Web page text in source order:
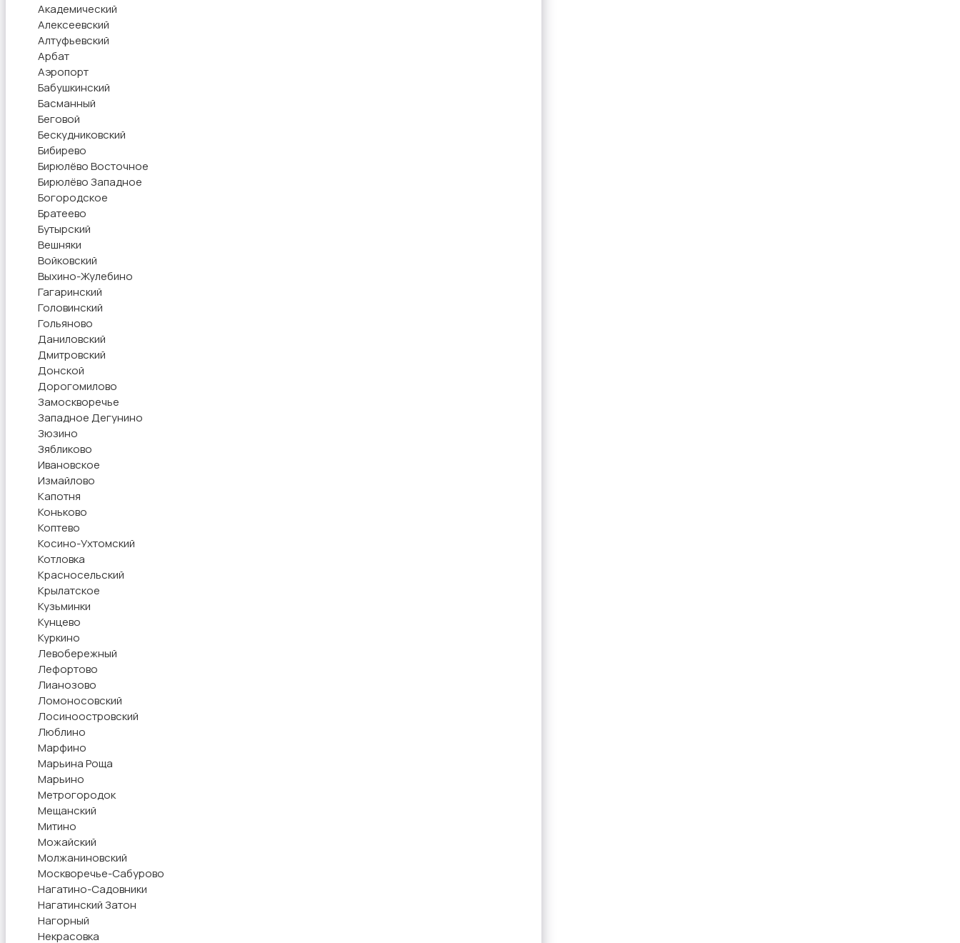
Академический
Алексеевский
Алтуфьевский
Арбат
Аэропорт
Бабушкинский
Басманный
Беговой
Бескудниковский
Бибирево
Бирюлёво Восточное
Бирюлёво Западное
Богородское
Братеево
Бутырский
Вешняки
Войковский
Выхино-Жулебино
Гагаринский
Головинский
Гольяново
Даниловский
Дмитровский
Донской
Дорогомилово
Замоскворечье
Западное Дегунино
Зюзино
Зябликово
Ивановское
Измайлово
Капотня
Коньково
Коптево
Косино-Ухтомский
Котловка
Красносельский
Крылатское
Кузьминки
Кунцево
Куркино
Левобережный
Лефортово
Лианозово
Ломоносовский
Лосиноостровский
Люблино
Марфино
Марьина Роща
Марьино
Метрогородок
Мещанский
Митино
Можайский
Молжаниновский
Москворечье-Сабурово
Нагатино-Садовники
Нагатинский Затон
Нагорный
Некрасовка